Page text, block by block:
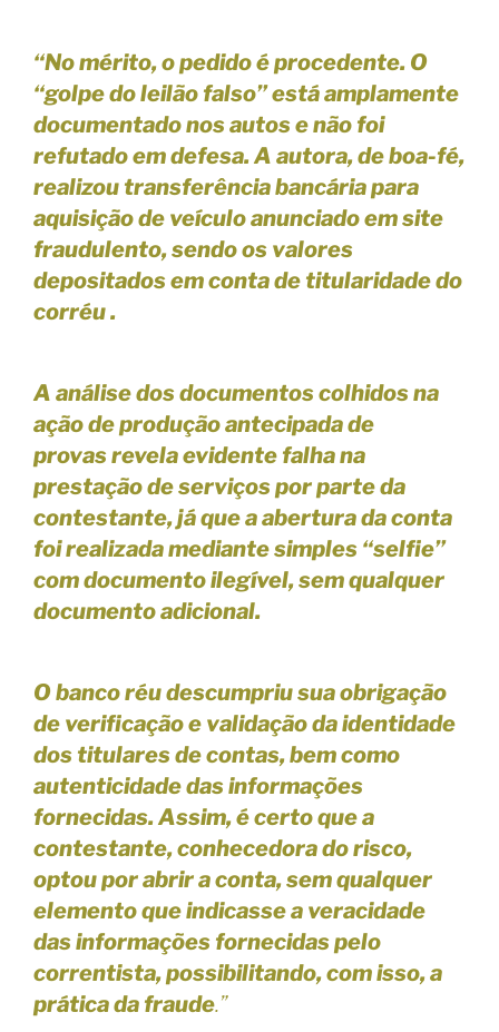
“No mérito, o pedido é procedente. O
“golpe do leilão falso” está amplamente
documentado nos autos e não foi
refutado em defesa. A autora, de boa-fé,
realizou transferência bancária para
aquisição de veículo anunciado em site
fraudulento, sendo os valores
depositados em conta de titularidade do
corréu .
A análise dos documentos colhidos na
ação de produção antecipada de
provas revela evidente falha na
prestação de serviços por parte da
contestante, já que a abertura da conta
foi realizada mediante simples “selfie”
com documento ilegível, sem qualquer
documento adicional.
O banco réu descumpriu sua obrigação
de verificação e validação da identidade
dos titulares de contas, bem como
autenticidade das informações
fornecidas. Assim, é certo que a
contestante, conhecedora do risco,
optou por abrir a conta, sem qualquer
elemento que indicasse a veracidade
das informações fornecidas pelo
correntista, possibilitando, com isso, a
prática da fraude.”